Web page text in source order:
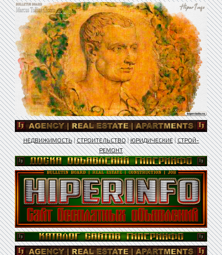
НЕДВИЖИМОСТЬ|СТРОИТЕЛЬСТВО|ЮРИДИЧЕСКИЕ|СТРОЙ-
РЕМОНТ